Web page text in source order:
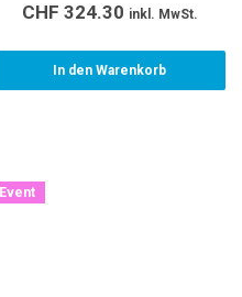
CHF 324.30 inkl. MwSt.
In den Warenkorb
Event